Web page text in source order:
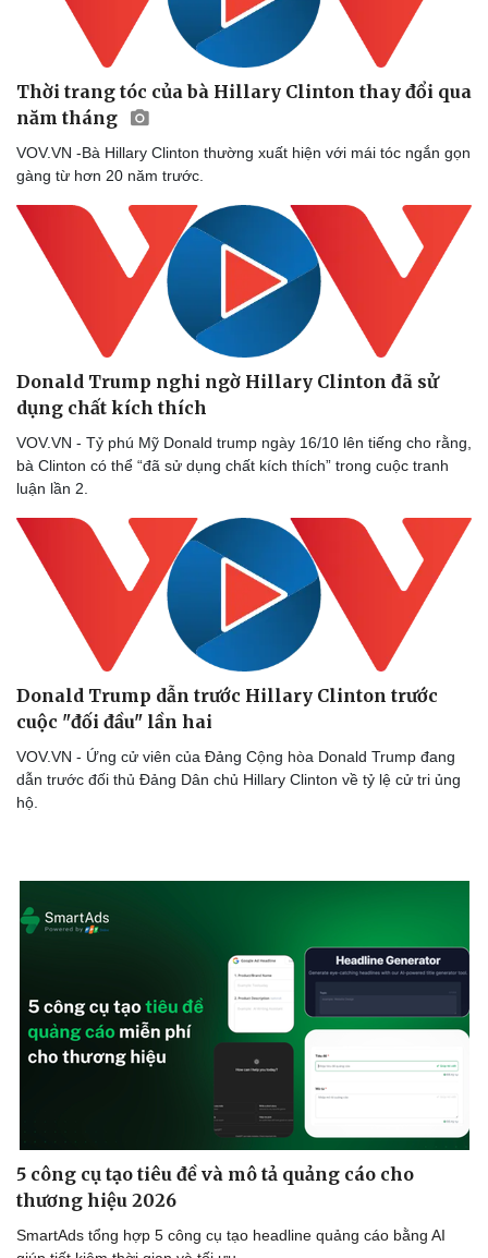
Thời trang tóc của bà Hillary Clinton thay đổi qua
năm tháng
VOV.VN -Bà Hillary Clinton thường xuất hiện với mái tóc ngắn gọn
gàng từ hơn 20 năm trước.
Donald Trump nghi ngờ Hillary Clinton đã sử
dụng chất kích thích
VOV.VN - Tỷ phú Mỹ Donald trump ngày 16/10 lên tiếng cho rằng,
bà Clinton có thể “đã sử dụng chất kích thích” trong cuộc tranh
luận lần 2.
Donald Trump dẫn trước Hillary Clinton trước
cuộc "đối đầu" lần hai
VOV.VN - Ứng cử viên của Đảng Cộng hòa Donald Trump đang
dẫn trước đối thủ Đảng Dân chủ Hillary Clinton về tỷ lệ cử tri ủng
hộ.
5 công cụ tạo tiêu đề và mô tả quảng cáo cho
thương hiệu 2026
SmartAds tổng hợp 5 công cụ tạo headline quảng cáo bằng AI